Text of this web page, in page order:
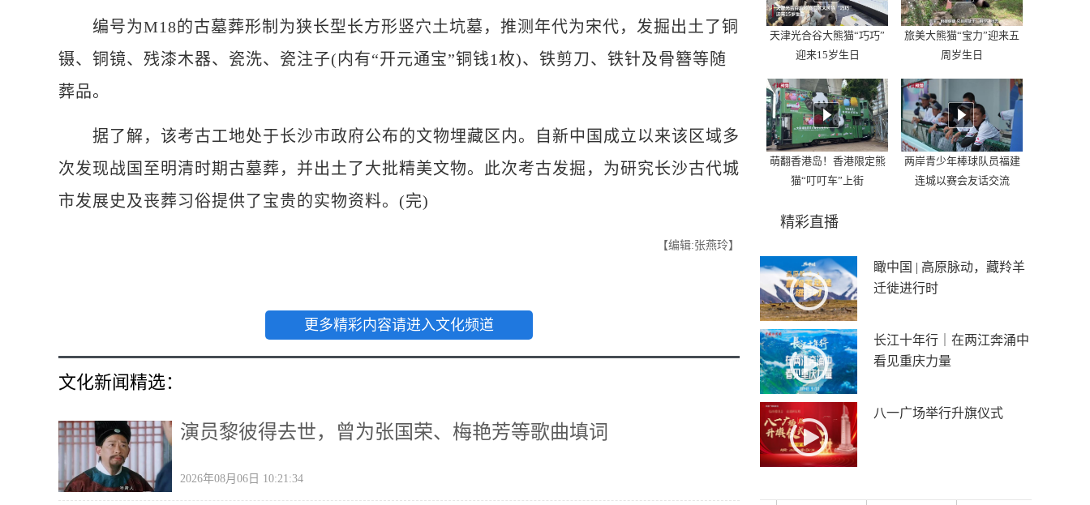
编号为M18的古墓葬形制为狭长型长方形竖穴土坑墓，推测年代为宋代，发掘出土了铜
镊、铜镜、残漆木器、瓷洗、瓷注子(内有“开元通宝”铜钱1枚)、铁剪刀、铁针及骨簪等随
葬品。
据了解，该考古工地处于长沙市政府公布的文物埋藏区内。自新中国成立以来该区域多
次发现战国至明清时期古墓葬，并出土了大批精美文物。此次考古发掘，为研究长沙古代城
市发展史及丧葬习俗提供了宝贵的实物资料。(完)
【编辑:张燕玲】
更多精彩内容请进入文化频道
文化新闻精选：
演员黎彼得去世，曾为张国荣、梅艳芳等歌曲填词
2026年08月06日 10:21:34
天津光合谷大熊猫“巧巧”
迎来15岁生日
旅美大熊猫“宝力”迎来五
周岁生日
萌翻香港岛！香港限定熊
猫“叮叮车”上街
两岸青少年棒球队员福建
连城以赛会友话交流
精彩直播
瞰中国 | 高原脉动，藏羚羊
迁徙进行时
长江十年行｜在两江奔涌中
看见重庆力量
八一广场举行升旗仪式